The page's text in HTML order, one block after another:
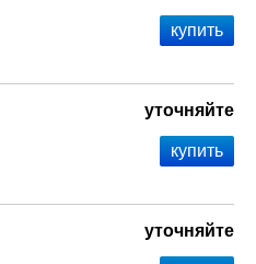
уточняйте
уточняйте